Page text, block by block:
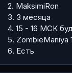
2. MaksimiRon
3. 3 месяца
4. 15 - 16 МСК
5. ZombieManiya 1
6. Есть